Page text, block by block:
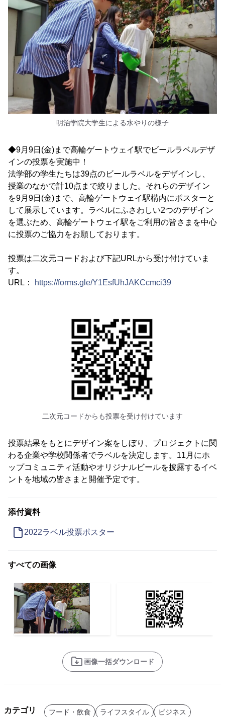
明治学院大学生による水やりの様子
◆9月9日(金)まで高輪ゲートウェイ駅でビールラベルデザ
インの投票を実施中！
法学部の学生たちは39点のビールラベルをデザインし、
授業のなかで計10点まで絞りました。それらのデザイン
を9月9日(金)まで、高輪ゲートウェイ駅構内にポスターと
して展示しています。ラベルにふさわしい2つのデザイン
を選ぶため、高輪ゲートウェイ駅をご利用の皆さまを中心
に投票のご協力をお願しております。
投票は二次元コードおよび下記URLから受け付けていま
す。
URL：
https://forms.gle/Y1EsfUhJAKCcmci39
二次元コードからも投票を受け付けています
投票結果をもとにデザイン案をしぼり、プロジェクトに関
わる企業や学校関係者でラベルを決定します。11月にホ
ップコミュニティ活動やオリジナルビールを披露するイベ
ントを地域の皆さまと開催予定です。
添付資料
2022ラベル投票ポスター
すべての画像
画像一括ダウンロード
カテゴリ フード・飲食 ライフスタイル ビジネス